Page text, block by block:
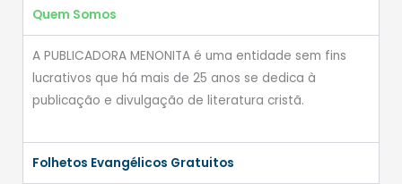
Quem Somos
A PUBLICADORA MENONITA é uma entidade sem fins
lucrativos que há mais de 25 anos se dedica à
publicação e divulgação de literatura cristã.
Folhetos Evangélicos Gratuitos